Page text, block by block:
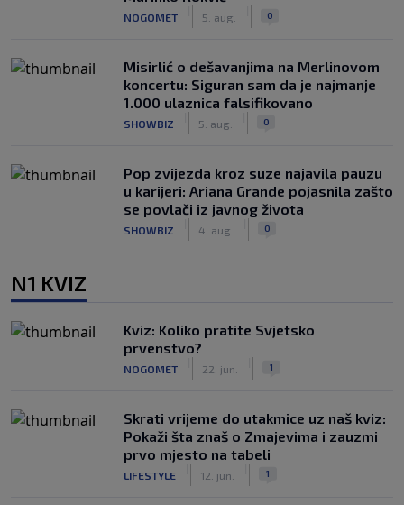
NOGOMET 5. aug. 0
Misirlić o dešavanjima na Merlinovom
koncertu: Siguran sam da je najmanje
1.000 ulaznica falsifikovano
SHOWBIZ 5. aug. 0
Pop zvijezda kroz suze najavila pauzu
u karijeri: Ariana Grande pojasnila zašto
se povlači iz javnog života
SHOWBIZ 4. aug. 0
N1 KVIZ
Kviz: Koliko pratite Svjetsko
prvenstvo?
NOGOMET 22. jun. 1
Skrati vrijeme do utakmice uz naš kviz:
Pokaži šta znaš o Zmajevima i zauzmi
prvo mjesto na tabeli
LIFESTYLE 12. jun. 1